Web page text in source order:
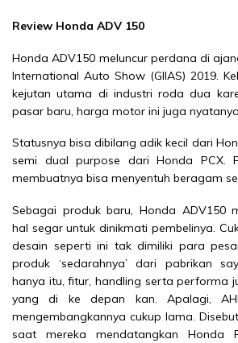
Review Honda ADV 150
Honda ADV150 meluncur perdana di
International Auto Show (GIIAS) 2019.
kejutan utama di industri roda dua
pasar baru, harga motor ini juga
Statusnya bisa dibilang adik kecil dari
semi dual purpose dari Honda PCX.
membuatnya bisa menyentuh beragam
Sebagai produk baru, Honda ADV150
hal segar untuk dinikmati pembelinya.
desain seperti ini tak dimiliki para
produk ‘sedarahnya’ dari pabrikan
hanya itu, fitur, handling serta performa
yang di ke depan kan. Apalagi,
mengembangkannya cukup lama.
saat mereka mendatangkan Honda